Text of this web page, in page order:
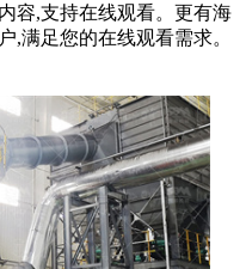
容,支持在线观看。更有海
,满足您的在线观看需求。